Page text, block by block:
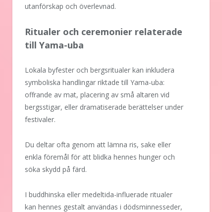
utanförskap och överlevnad.
Ritualer och ceremonier relaterade
till Yama-uba
Lokala byfester och bergsritualer kan inkludera
symboliska handlingar riktade till Yama-uba:
offrande av mat, placering av små altaren vid
bergsstigar, eller dramatiserade berättelser under
festivaler.
Du deltar ofta genom att lämna ris, sake eller
enkla föremål för att blidka hennes hunger och
söka skydd på färd.
I buddhinska eller medeltida-influerade ritualer
kan hennes gestalt användas i dödsminnesseder,